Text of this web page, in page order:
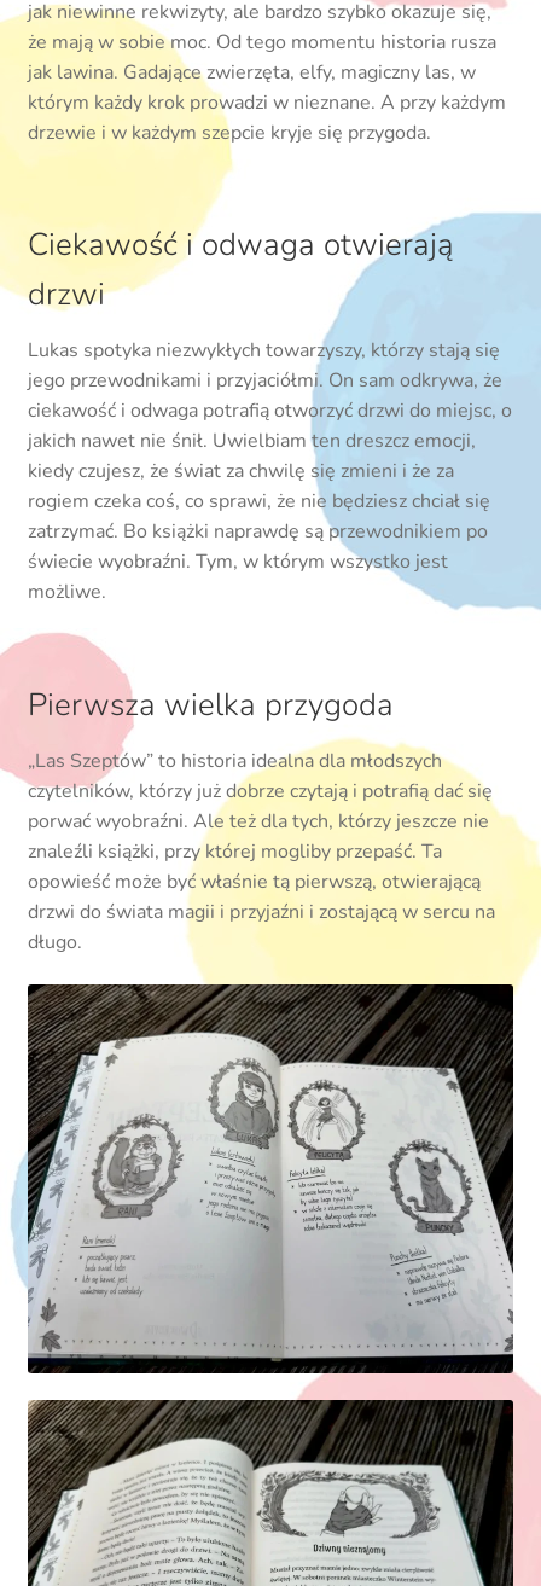
jak niewinne rekwizyty, ale bardzo szybko okazuje się,
że mają w sobie moc. Od tego momentu historia rusza
jak lawina. Gadające zwierzęta, elfy, magiczny las, w
którym każdy krok prowadzi w nieznane. A przy każdym
drzewie i w każdym szepcie kryje się przygoda.
Ciekawość i odwaga otwierają
drzwi
Lukas spotyka niezwykłych towarzyszy, którzy stają się
jego przewodnikami i przyjaciółmi. On sam odkrywa, że
ciekawość i odwaga potrafią otworzyć drzwi do miejsc, o
jakich nawet nie śnił. Uwielbiam ten dreszcz emocji,
kiedy czujesz, że świat za chwilę się zmieni i że za
rogiem czeka coś, co sprawi, że nie będziesz chciał się
zatrzymać. Bo książki naprawdę są przewodnikiem po
świecie wyobraźni. Tym, w którym wszystko jest
możliwe.
Pierwsza wielka przygoda
„Las Szeptów” to historia idealna dla młodszych
czytelników, którzy już dobrze czytają i potrafią dać się
porwać wyobraźni. Ale też dla tych, którzy jeszcze nie
znaleźli książki, przy której mogliby przepaść. Ta
opowieść może być właśnie tą pierwszą, otwierającą
drzwi do świata magii i przyjaźni i zostającą w sercu na
długo.